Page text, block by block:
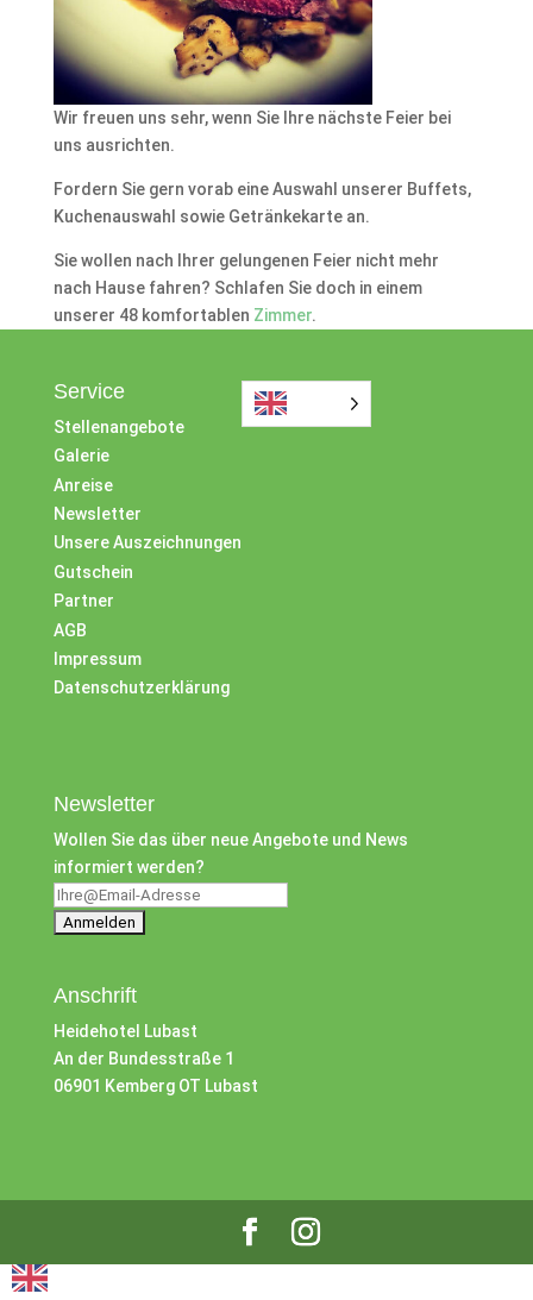
Wir freuen uns sehr, wenn Sie Ihre nächste Feier bei
uns ausrichten.
Fordern Sie gern vorab eine Auswahl unserer Buffets,
Kuchenauswahl sowie Getränkekarte an.
Sie wollen nach Ihrer gelungenen Feier nicht mehr
nach Hause fahren? Schlafen Sie doch in einem
unserer 48 komfortablen Zimmer.
Service
Stellenangebote
Galerie
Anreise
Newsletter
Unsere Auszeichnungen
Gutschein
Partner
AGB
Impressum
Datenschutzerklärung
Newsletter
Wollen Sie das über neue Angebote und News
informiert werden?
Anschrift
Heidehotel Lubast
An der Bundesstraße 1
06901 Kemberg OT Lubast